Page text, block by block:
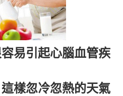
易引起心腦血管疾
樣忽冷忽熱的天氣